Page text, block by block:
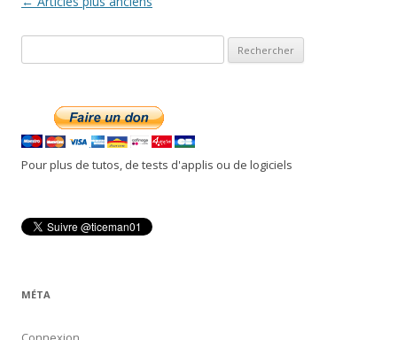
e
e
r
c
e
r
Pour plus de tutos, de tests d'applis ou de logiciels
MÉTA